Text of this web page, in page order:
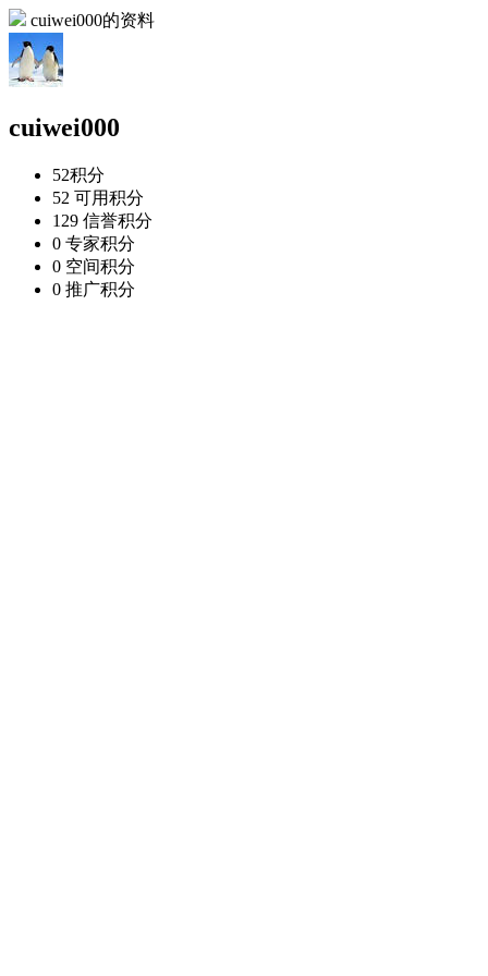
cuiwei000的资料
cuiwei000
52积分
52 可用积分
129 信誉积分
0 专家积分
0 空间积分
0 推广积分